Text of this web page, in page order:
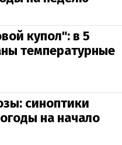
купол": в 5
температурные
синоптики
на начало